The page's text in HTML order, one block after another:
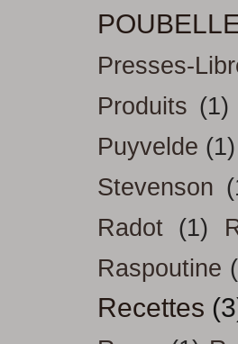
Presses-
Produits (1)
Puyvelde (1)
Stevenson
Radot (1)
Raspoutine
Recettes